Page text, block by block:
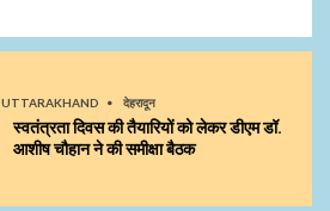
UTTARAKHAND देहरादून
स्वतंत्रता दिवस की तैयारियों को लेकर डीएम डॉ.
आशीष चौहान ने की समीक्षा बैठक